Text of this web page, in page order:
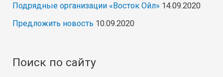
Подрядные организации «Восток Ойл» 14.09.2020
Предложить новость 10.09.2020
Поиск по сайту